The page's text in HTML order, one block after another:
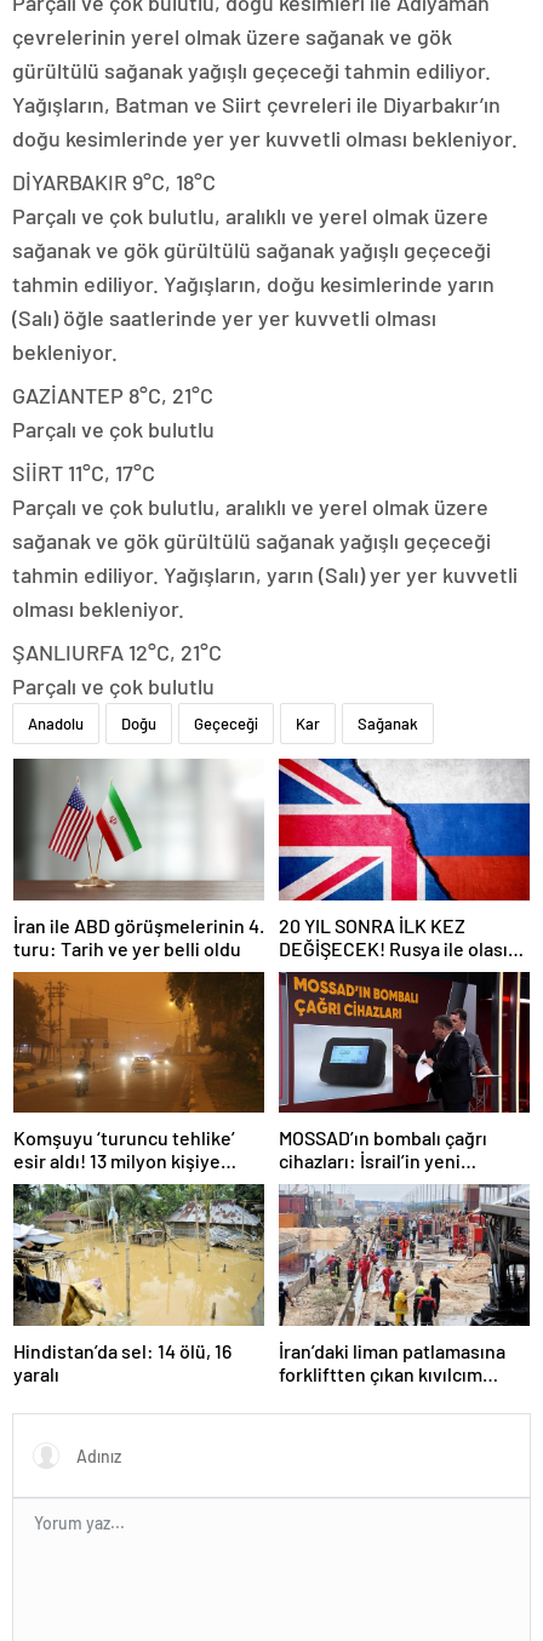
çevrelerinin yerel olmak üzere sağanak ve gök
gürültülü sağanak yağışlı geçeceği tahmin ediliyor.
Yağışların, Batman ve Siirt çevreleri ile Diyarbakır’ın
doğu kesimlerinde yer yer kuvvetli olması bekleniyor.
DİYARBAKIR 9°C, 18°C
Parçalı ve çok bulutlu, aralıklı ve yerel olmak üzere
sağanak ve gök gürültülü sağanak yağışlı geçeceği
tahmin ediliyor. Yağışların, doğu kesimlerinde yarın
(Salı) öğle saatlerinde yer yer kuvvetli olması
bekleniyor.
GAZİANTEP 8°C, 21°C
Parçalı ve çok bulutlu
SİİRT 11°C, 17°C
Parçalı ve çok bulutlu, aralıklı ve yerel olmak üzere
sağanak ve gök gürültülü sağanak yağışlı geçeceği
tahmin ediliyor. Yağışların, yarın (Salı) yer yer kuvvetli
olması bekleniyor.
ŞANLIURFA 12°C, 21°C
Parçalı ve çok bulutlu
Anadolu Doğu Geçeceği Kar Sağanak
İran ile ABD görüşmelerinin 4.
turu: Tarih ve yer belli oldu
20 YIL SONRA İLK KEZ
DEĞİŞECEK! Rusya ile olası
savaş… İngiltere’nin gizli
planı güncelleniyor!
Komşuyu ‘turuncu tehlike’
esir aldı! 13 milyon kişiye
“evde kalın” uyarısı…
MOSSAD’ın bombalı çağrı
cihazları: İsrail’in yeni
suikastını MİT önledi
Hindistan’da sel: 14 ölü, 16
yaralı
İran’daki liman patlamasına
forkliftten çıkan kıvılcım